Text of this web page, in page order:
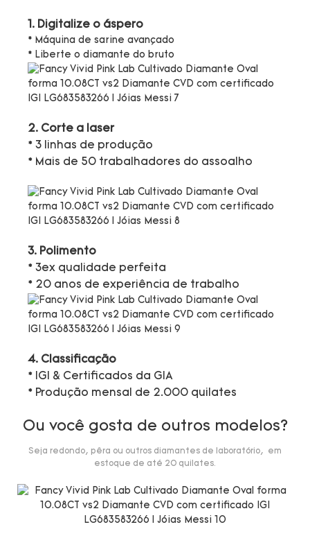
1. Digitalize o áspero
* Máquina de sarine avançado
* Liberte o diamante do bruto
2. Corte a laser
* 3 linhas de produção
* Mais de 50 trabalhadores do assoalho
3. Polimento
* 3ex qualidade perfeita
* 20 anos de experiência de trabalho
4. Classificação
* IGI & Certificados da GIA
* Produção mensal de 2.000 quilates
Ou você gosta de outros modelos?
Seja redondo, pêra ou outros diamantes de laboratório, em
estoque de até 20 quilates.